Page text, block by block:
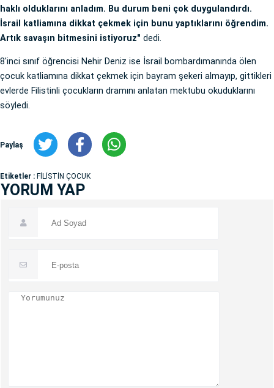
haklı olduklarını anladım. Bu durum beni çok duygulandırdı.
İsrail katliamına dikkat çekmek için bunu yaptıklarını öğrendim.
Artık savaşın bitmesini istiyoruz" dedi.
8'inci sınıf öğrencisi Nehir Deniz ise İsrail bombardımanında ölen
çocuk katliamına dikkat çekmek için bayram şekeri almayıp, gittikleri
evlerde Filistinli çocukların dramını anlatan mektubu okuduklarını
söyledi.
Paylaş
Etiketler : FİLİSTİN ÇOCUK
YORUM YAP